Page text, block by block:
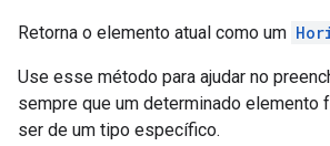
Retorna o elemento atual como um
Use esse método para ajudar no
sempre que um determinado elemento
ser de um tipo específico.